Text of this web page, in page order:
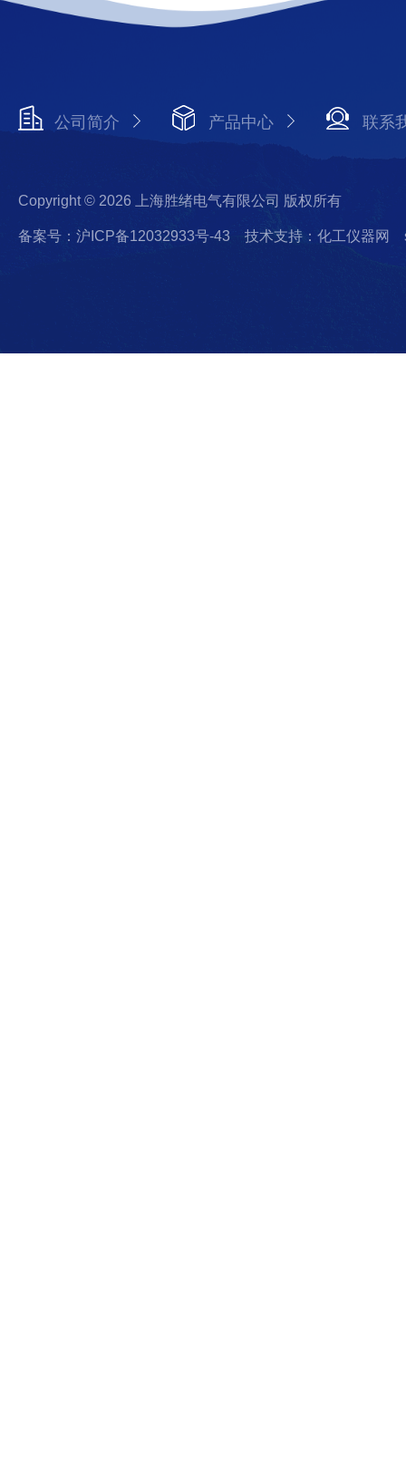
公司简介 产品中心 联系
Copyright © 2026 上海胜绪电气有限公司 版权所有
备案号：沪ICP备12032933号-43 技术支持：化工仪器网